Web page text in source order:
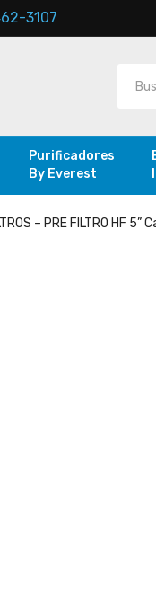
3107
Purificadores
By Everest
– PRE FILTRO HF 5”